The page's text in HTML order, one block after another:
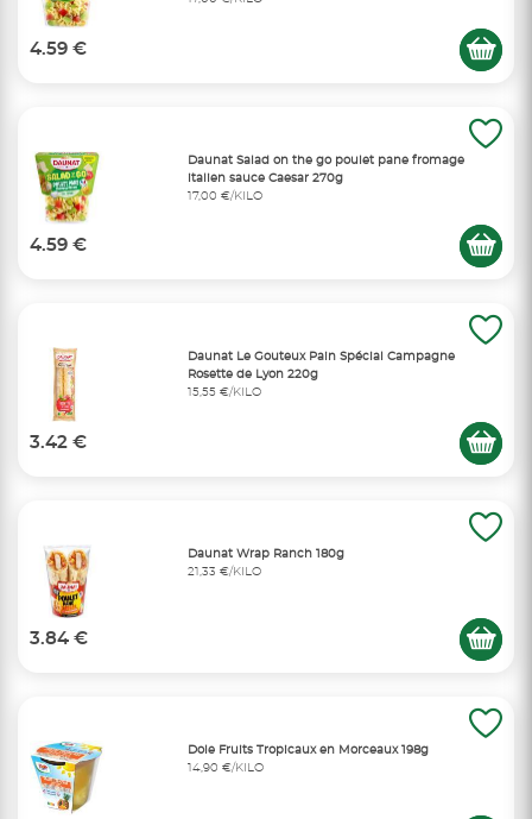
4.59 €
Daunat Salad on the go poulet pane fromage
italien sauce Caesar 270g
17,00 €/KILO
4.59 €
Daunat Le Gouteux Pain Spécial Campagne
Rosette de Lyon 220g
15,55 €/KILO
3.42 €
Daunat Wrap Ranch 180g
21,33 €/KILO
3.84 €
Dole Fruits Tropicaux en Morceaux 198g
14,90 €/KILO